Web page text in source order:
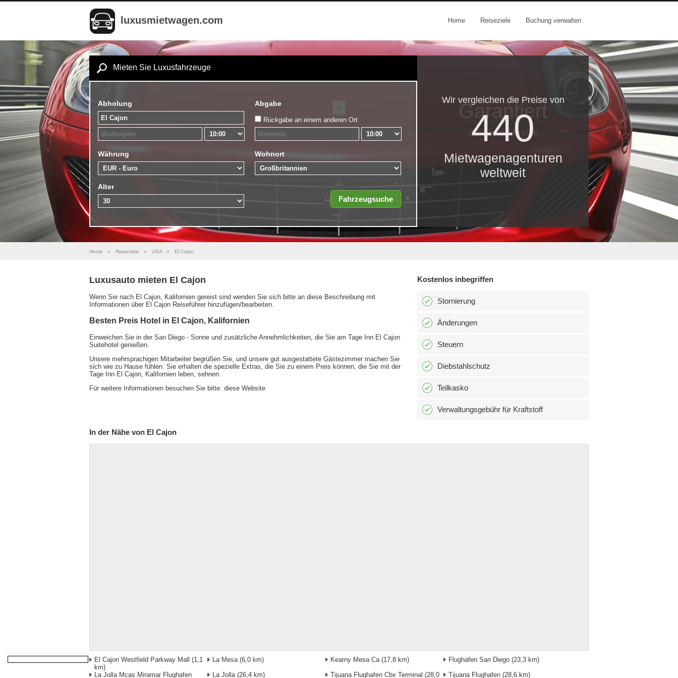
luxusmietwagen.com Home Reiseziele Buchung verwalten
Mieten Sie Luxusfahrzeuge
Abholung Abgabe
Rückgabe an einem anderen Ort
Währung Wohnort
Alter
Wir vergleichen die Preise von
440
Mietwagenagenturen
weltweit
Garantiert
die besten Preise
Home » Reiseziele » USA » El Cajon
Luxusauto mieten El Cajon
Wenn Sie nach El Cajon, Kalifornien gereist sind wenden Sie sich bitte an diese Beschreibung mit
Informationen über El Cajon Reiseführer hinzufügen/bearbeiten.
Besten Preis Hotel in El Cajon, Kalifornien
Einweichen Sie in der San Diego - Sonne und zusätzliche Annehmlichkeiten, die Sie am Tage Inn El Cajon
Suitehotel genießen.
Unsere mehrsprachigen Mitarbeiter begrüßen Sie, und unsere gut ausgestattete Gästezimmer machen Sie
sich wie zu Hause fühlen. Sie erhalten die spezielle Extras, die Sie zu einem Preis können, die Sie mit der
Tage Inn El Cajon, Kalifornien leben, sehnen.
Für weitere Informationen besuchen Sie bitte: diese Website
Kostenlos inbegriffen
Stornierung
Änderungen
Steuern
Diebstahlschutz
Teilkasko
Verwaltungsgebühr für Kraftstoff
In der Nähe von El Cajon
El Cajon Westfield Parkway Mall
(1,1
km)
La Mesa (6,0 km) Kearny Mesa Ca (17,8 km) Flughafen San Diego (23,3 km)
La Jolla Mcas Miramar Flughafen
La Jolla (26,4 km) Tijuana Flughafen Cbx Terminal (28,0 Tijuana Flughafen (28,6 km)